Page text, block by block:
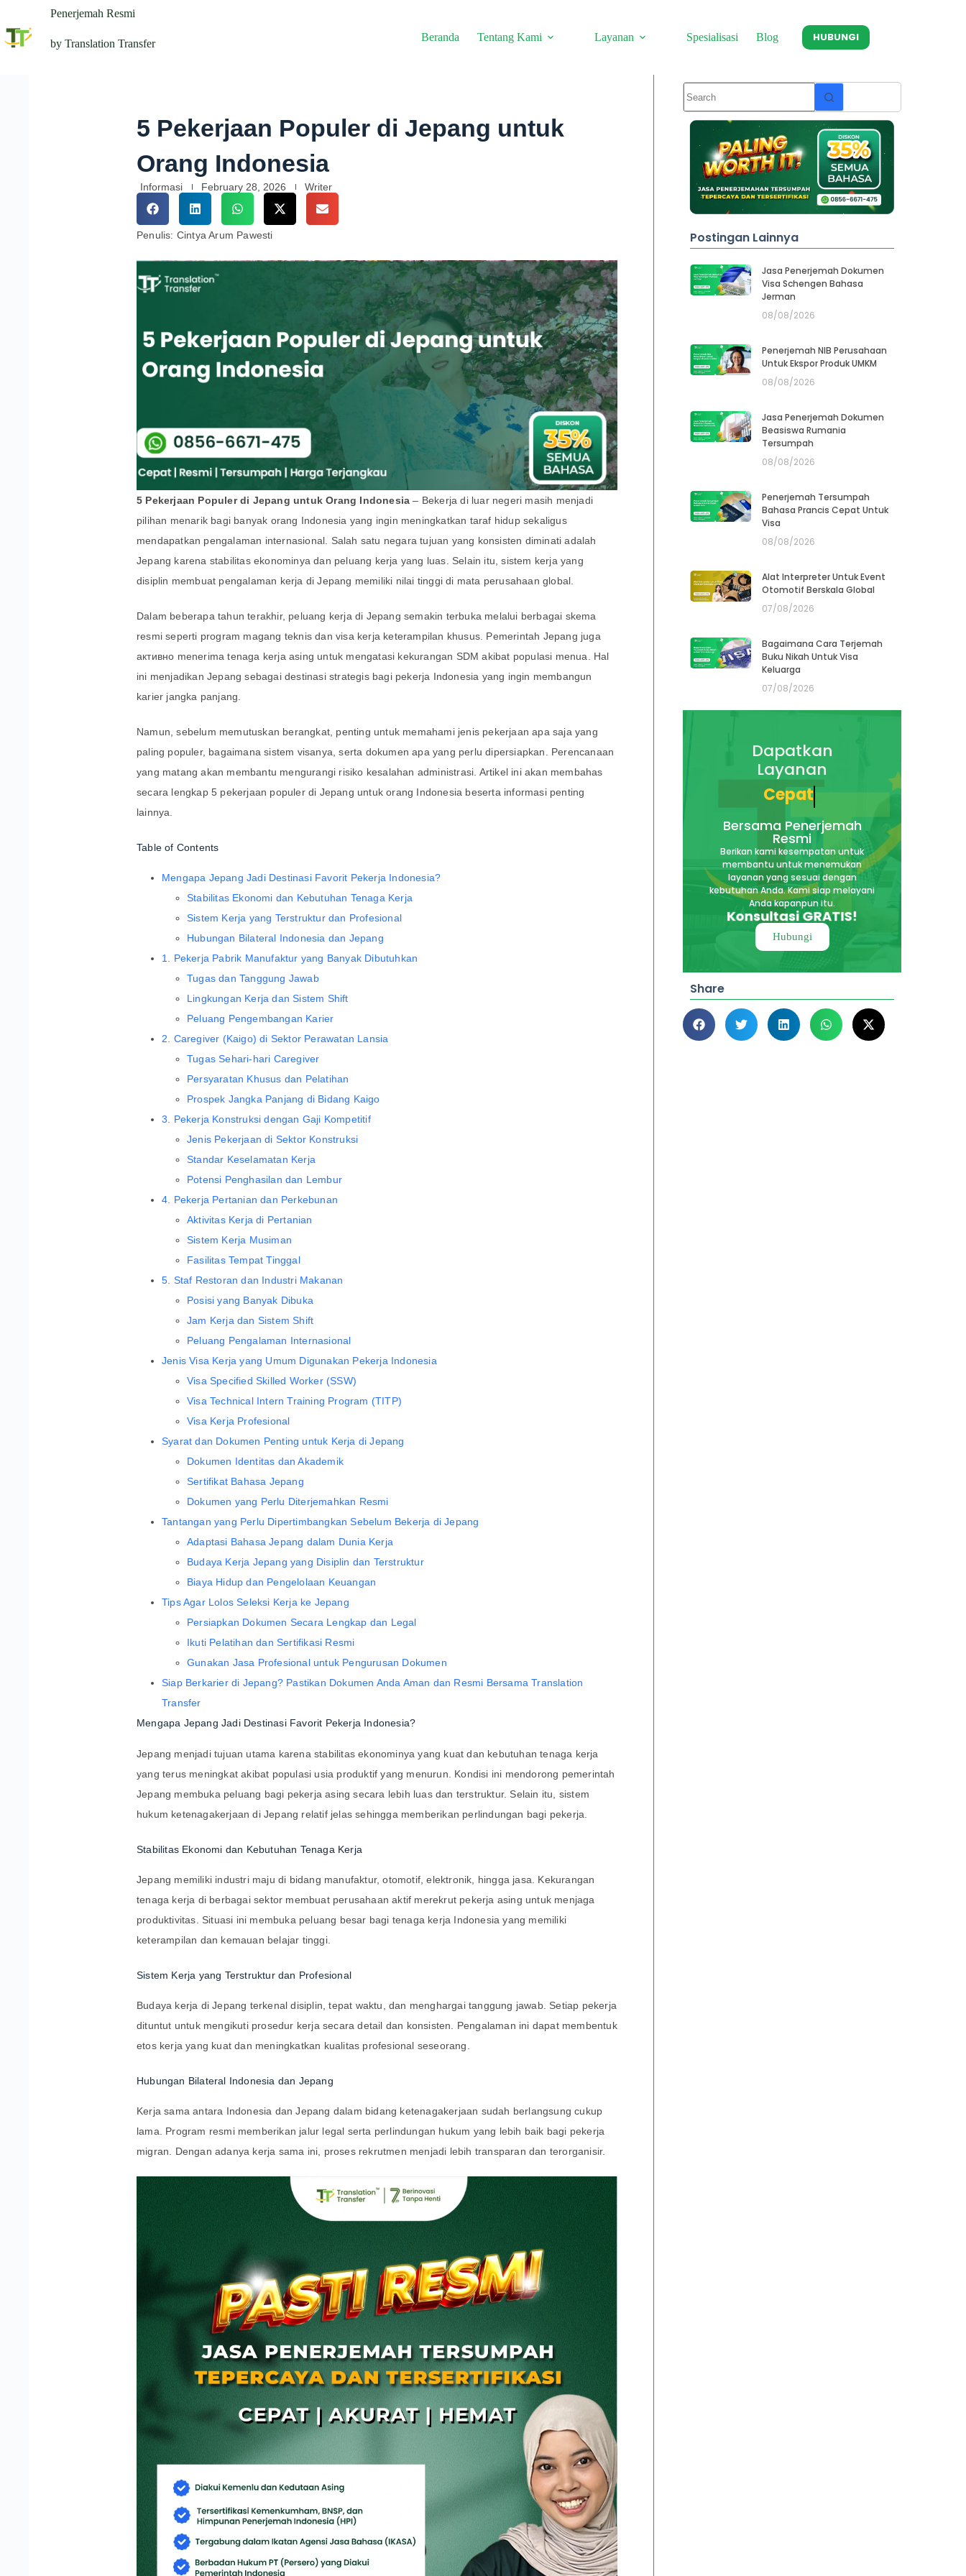
Penerjemah Resmi
by Translation Transfer
Beranda Tentang Kami Layanan Spesialisasi Blog HUBUNGI
5 Pekerjaan Populer di Jepang untuk
Orang Indonesia
Informasi February 28, 2026 Writer
Penulis: Cintya Arum Pawesti
5 Pekerjaan Populer di Jepang untuk Orang Indonesia – Bekerja di luar negeri masih menjadi
pilihan menarik bagi banyak orang Indonesia yang ingin meningkatkan taraf hidup sekaligus
mendapatkan pengalaman internasional. Salah satu negara tujuan yang konsisten diminati adalah
Jepang karena stabilitas ekonominya dan peluang kerja yang luas. Selain itu, sistem kerja yang
disiplin membuat pengalaman kerja di Jepang memiliki nilai tinggi di mata perusahaan global.
Dalam beberapa tahun terakhir, peluang kerja di Jepang semakin terbuka melalui berbagai skema
resmi seperti program magang teknis dan visa kerja keterampilan khusus. Pemerintah Jepang juga
активно menerima tenaga kerja asing untuk mengatasi kekurangan SDM akibat populasi menua. Hal
ini menjadikan Jepang sebagai destinasi strategis bagi pekerja Indonesia yang ingin membangun
karier jangka panjang.
Namun, sebelum memutuskan berangkat, penting untuk memahami jenis pekerjaan apa saja yang
paling populer, bagaimana sistem visanya, serta dokumen apa yang perlu dipersiapkan. Perencanaan
yang matang akan membantu mengurangi risiko kesalahan administrasi. Artikel ini akan membahas
secara lengkap 5 pekerjaan populer di Jepang untuk orang Indonesia beserta informasi penting
lainnya.
Table of Contents
Mengapa Jepang Jadi Destinasi Favorit Pekerja Indonesia?
Stabilitas Ekonomi dan Kebutuhan Tenaga Kerja
Sistem Kerja yang Terstruktur dan Profesional
Hubungan Bilateral Indonesia dan Jepang
1. Pekerja Pabrik Manufaktur yang Banyak Dibutuhkan
Tugas dan Tanggung Jawab
Lingkungan Kerja dan Sistem Shift
Peluang Pengembangan Karier
2. Caregiver (Kaigo) di Sektor Perawatan Lansia
Tugas Sehari-hari Caregiver
Persyaratan Khusus dan Pelatihan
Prospek Jangka Panjang di Bidang Kaigo
3. Pekerja Konstruksi dengan Gaji Kompetitif
Jenis Pekerjaan di Sektor Konstruksi
Standar Keselamatan Kerja
Potensi Penghasilan dan Lembur
4. Pekerja Pertanian dan Perkebunan
Aktivitas Kerja di Pertanian
Sistem Kerja Musiman
Fasilitas Tempat Tinggal
5. Staf Restoran dan Industri Makanan
Posisi yang Banyak Dibuka
Jam Kerja dan Sistem Shift
Peluang Pengalaman Internasional
Jenis Visa Kerja yang Umum Digunakan Pekerja Indonesia
Visa Specified Skilled Worker (SSW)
Visa Technical Intern Training Program (TITP)
Visa Kerja Profesional
Syarat dan Dokumen Penting untuk Kerja di Jepang
Dokumen Identitas dan Akademik
Sertifikat Bahasa Jepang
Dokumen yang Perlu Diterjemahkan Resmi
Tantangan yang Perlu Dipertimbangkan Sebelum Bekerja di Jepang
Adaptasi Bahasa Jepang dalam Dunia Kerja
Budaya Kerja Jepang yang Disiplin dan Terstruktur
Biaya Hidup dan Pengelolaan Keuangan
Tips Agar Lolos Seleksi Kerja ke Jepang
Persiapkan Dokumen Secara Lengkap dan Legal
Ikuti Pelatihan dan Sertifikasi Resmi
Gunakan Jasa Profesional untuk Pengurusan Dokumen
Siap Berkarier di Jepang? Pastikan Dokumen Anda Aman dan Resmi Bersama Translation
Transfer
Mengapa Jepang Jadi Destinasi Favorit Pekerja Indonesia?
Jepang menjadi tujuan utama karena stabilitas ekonominya yang kuat dan kebutuhan tenaga kerja
yang terus meningkat akibat populasi usia produktif yang menurun. Kondisi ini mendorong pemerintah
Jepang membuka peluang bagi pekerja asing secara lebih luas dan terstruktur. Selain itu, sistem
hukum ketenagakerjaan di Jepang relatif jelas sehingga memberikan perlindungan bagi pekerja.
Stabilitas Ekonomi dan Kebutuhan Tenaga Kerja
Jepang memiliki industri maju di bidang manufaktur, otomotif, elektronik, hingga jasa. Kekurangan
tenaga kerja di berbagai sektor membuat perusahaan aktif merekrut pekerja asing untuk menjaga
produktivitas. Situasi ini membuka peluang besar bagi tenaga kerja Indonesia yang memiliki
keterampilan dan kemauan belajar tinggi.
Sistem Kerja yang Terstruktur dan Profesional
Budaya kerja di Jepang terkenal disiplin, tepat waktu, dan menghargai tanggung jawab. Setiap pekerja
dituntut untuk mengikuti prosedur kerja secara detail dan konsisten. Pengalaman ini dapat membentuk
etos kerja yang kuat dan meningkatkan kualitas profesional seseorang.
Hubungan Bilateral Indonesia dan Jepang
Kerja sama antara Indonesia dan Jepang dalam bidang ketenagakerjaan sudah berlangsung cukup
lama. Program resmi memberikan jalur legal serta perlindungan hukum yang lebih baik bagi pekerja
migran. Dengan adanya kerja sama ini, proses rekrutmen menjadi lebih transparan dan terorganisir.
Postingan Lainnya
Jasa Penerjemah Dokumen
Visa Schengen Bahasa
Jerman
08/08/2026
Penerjemah NIB Perusahaan
Untuk Ekspor Produk UMKM
08/08/2026
Jasa Penerjemah Dokumen
Beasiswa Rumania
Tersumpah
08/08/2026
Penerjemah Tersumpah
Bahasa Prancis Cepat Untuk
Visa
08/08/2026
Alat Interpreter Untuk Event
Otomotif Berskala Global
07/08/2026
Bagaimana Cara Terjemah
Buku Nikah Untuk Visa
Keluarga
07/08/2026
Dapatkan
Layanan
Akurat
Bersama Penerjemah
Resmi
Berikan kami kesempatan untuk
membantu untuk menemukan
layanan yang sesuai dengan
kebutuhan Anda. Kami siap melayani
Anda kapanpun itu.
Konsultasi GRATIS!
Hubungi
Share